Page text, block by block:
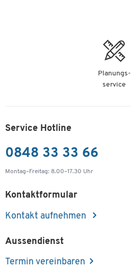
Planungs-
service
Service Hotline
0848 33 33 66
Montag–Freitag: 8.00–17.30 Uhr
Kontaktformular
Kontakt aufnehmen
Aussendienst
Termin vereinbaren